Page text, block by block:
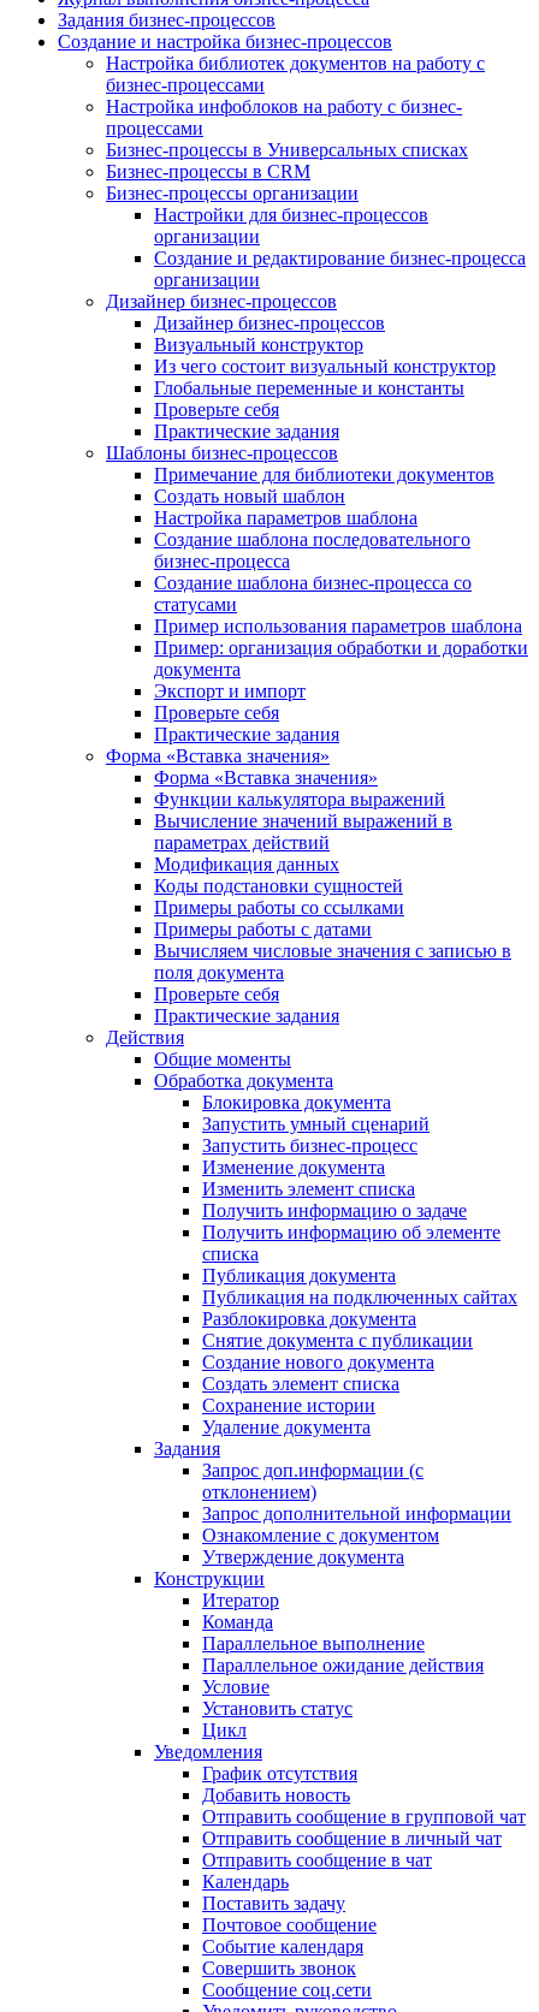
Задания бизнес-процессов
Создание и настройка бизнес-процессов
Настройка библиотек документов на работу с
бизнес-процессами
Настройка инфоблоков на работу с бизнес-
процессами
Бизнес-процессы в Универсальных списках
Бизнес-процессы в CRM
Бизнес-процессы организации
Настройки для бизнес-процессов
организации
Создание и редактирование бизнес-процесса
организации
Дизайнер бизнес-процессов
Дизайнер бизнес-процессов
Визуальный конструктор
Из чего состоит визуальный конструктор
Глобальные переменные и константы
Проверьте себя
Практические задания
Шаблоны бизнес-процессов
Примечание для библиотеки документов
Создать новый шаблон
Настройка параметров шаблона
Создание шаблона последовательного
бизнес-процесса
Создание шаблона бизнес-процесса со
статусами
Пример использования параметров шаблона
Пример: организация обработки и доработки
документа
Экспорт и импорт
Проверьте себя
Практические задания
Форма «Вставка значения»
Форма «Вставка значения»
Функции калькулятора выражений
Вычисление значений выражений в
параметрах действий
Модификация данных
Коды подстановки сущностей
Примеры работы со ссылками
Примеры работы с датами
Вычисляем числовые значения с записью в
поля документа
Проверьте себя
Практические задания
Действия
Общие моменты
Обработка документа
Блокировка документа
Запустить умный сценарий
Запустить бизнес-процесс
Изменение документа
Изменить элемент списка
Получить информацию о задаче
Получить информацию об элементе
списка
Публикация документа
Публикация на подключенных сайтах
Разблокировка документа
Снятие документа с публикации
Создание нового документа
Создать элемент списка
Сохранение истории
Удаление документа
Задания
Запрос доп.информации (с
отклонением)
Запрос дополнительной информации
Ознакомление с документом
Утверждение документа
Конструкции
Итератор
Команда
Параллельное выполнение
Параллельное ожидание действия
Условие
Установить статус
Цикл
Уведомления
График отсутствия
Добавить новость
Отправить сообщение в групповой чат
Отправить сообщение в личный чат
Отправить сообщение в чат
Календарь
Поставить задачу
Почтовое сообщение
Событие календаря
Совершить звонок
Сообщение соц.сети